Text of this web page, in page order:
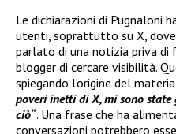
Le dichiarazioni di Pugnaloni
utenti, soprattutto su X,
parlato di una notizia priva di
blogger di cercare visibilità.
spiegando l’origine del
poveri inetti di X, mi sono
ciò“. Una frase che ha
conversazioni potrebbero